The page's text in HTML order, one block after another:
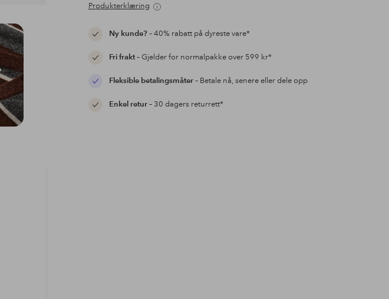
Produkterklæring
Ny kunde?– 40% rabatt på dyreste vare*
Fri frakt– Gjelder for normalpakke over 599 kr*
Fleksible betalingsmåter– Betale nå, senere eller dele opp
Enkel retur– 30 dagers returrett*